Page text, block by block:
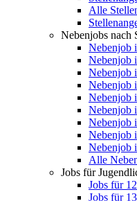
Alle
Nebenjobs nach
Nebenjob
Nebenjob
Nebenjob
Nebenjob
Nebenjob
Nebenjob
Nebenjob
Nebenjob
Nebenjob
Alle
Jobs für
Jobs für
Jobs für